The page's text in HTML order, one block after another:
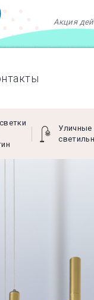
Акция
Уличные